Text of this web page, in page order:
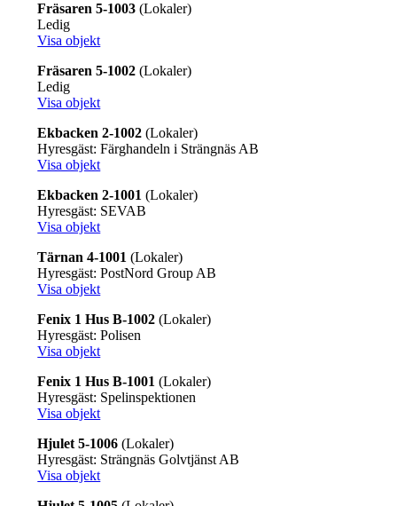
Fräsaren 5-1003 (Lokaler)
Ledig
Visa objekt
Fräsaren 5-1002 (Lokaler)
Ledig
Visa objekt
Ekbacken 2-1002 (Lokaler)
Hyresgäst: Färghandeln i Strängnäs AB
Visa objekt
Ekbacken 2-1001 (Lokaler)
Hyresgäst: SEVAB
Visa objekt
Tärnan 4-1001 (Lokaler)
Hyresgäst: PostNord Group AB
Visa objekt
Fenix 1 Hus B-1002 (Lokaler)
Hyresgäst: Polisen
Visa objekt
Fenix 1 Hus B-1001 (Lokaler)
Hyresgäst: Spelinspektionen
Visa objekt
Hjulet 5-1006 (Lokaler)
Hyresgäst: Strängnäs Golvtjänst AB
Visa objekt